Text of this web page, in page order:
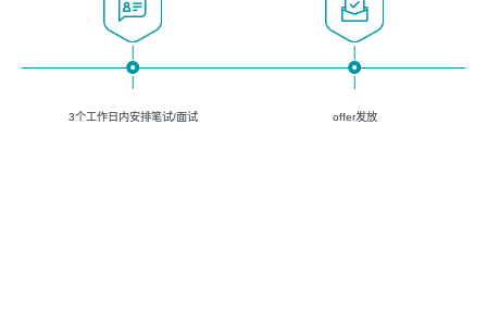
3个工作日内安排笔试/面试 offer发放